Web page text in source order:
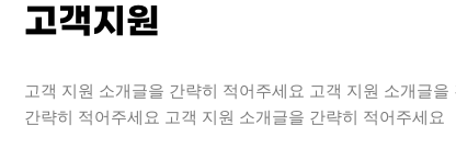
고객지원
고객 지원 소개글을 간략히 적어주세요 고객 지원 소개글
간략히 적어주세요 고객 지원 소개글을 간략히 적어주세요